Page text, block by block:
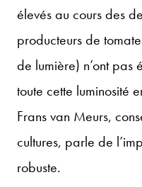
élevés au cours des
producteurs de
de lumière) n’ont pas
toute cette luminosité
Frans van Meurs,
cultures, parle de
robuste.